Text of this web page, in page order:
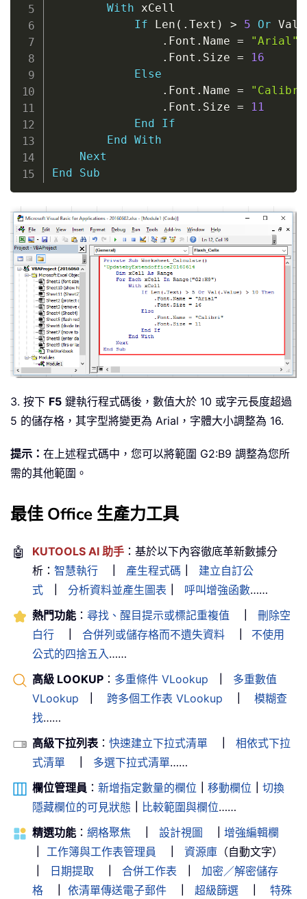
With xCell
If Len ( . Text ) > 5 Or Val
. Font . Name =
"Arial"
. Font . Size =
16
Else
. Font . Name =
. Font . Size =
11
End
If
End With
Next
End
Sub
3. 按下 F5 鍵執行程式碼後，數值大於 10 或字元長度超過
5 的儲存格，其字型將變更為 Arial，字體大小調整為 16.
提示： 在上述程式碼中，您可以將範圍 G2:B9 調整為您所
需的其他範圍。
最佳 Office 生產力工具
🤖 KUTOOLS AI 助手 ：基於以下內容徹底革新數據分
析： 智慧執行 產生程式碼
建立自訂公
式
分析資料並產生圖表 呼叫增強函數……
熱門功能 ： 尋找、醒目提示或標記重複值
刪除空
白行
合併列或儲存格而不遺失資料
不使用
公式的四捨五入……
高級 LOOKUP ： 多重條件 VLookup
多重數值
VLookup
跨多個工作表 VLookup
模糊查
找……
高級下拉列表： 快速建立下拉式清單
相依式下拉
式清單
多選下拉式清單……
欄位管理員 ： 新增指定數量的欄位 移動欄位
切換
隱藏欄位的可見狀態
比較範圍與欄位……
精選功能 ： 網格聚焦 設計視圖
增強編輯欄
工作簿與工作表管理員 資源庫 （自動文字）
日期提取 合併工作表
加密／解密儲存
格
依清單傳送電子郵件 超級篩選
特殊